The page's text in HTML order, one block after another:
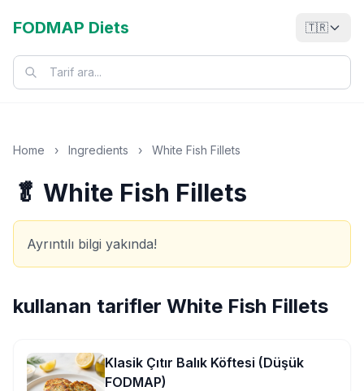
FODMAP Diets 🇹🇷
Home › Ingredients › White Fish Fillets
🥬 White Fish Fillets
Ayrıntılı bilgi yakında!
kullanan tarifler White Fish Fillets
Klasik Çıtır Balık Köftesi (Düşük
FODMAP)